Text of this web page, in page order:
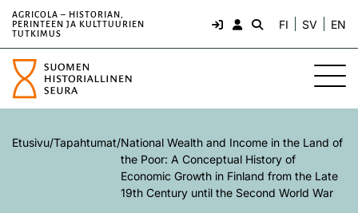
AGRICOLA – HISTORIAN,
PERINTEEN JA KULTTUURIEN
TUTKIMUS
FI SV EN
Etusivu/Tapahtumat/National Wealth and Income in the Land of
the Poor: A Conceptual History of
Economic Growth in Finland from the Late
19th Century until the Second World War